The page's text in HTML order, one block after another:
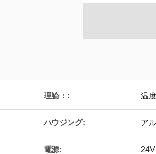
理論：: 温
ハウジング: ア
電源: